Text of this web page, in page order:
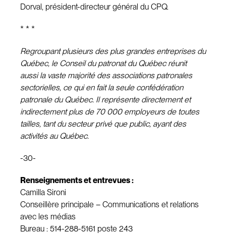
Dorval, président-directeur général du CPQ.
* * *
Regroupant plusieurs des plus grandes entreprises du
Québec, le Conseil du patronat du Québec réunit
aussi la vaste majorité des associations patronales
sectorielles, ce qui en fait la seule confédération
patronale du Québec. Il représente directement et
indirectement plus de 70 000 employeurs de toutes
tailles, tant du secteur privé que public, ayant des
activités au Québec.
-30-
Renseignements et entrevues :
Camilla Sironi
Conseillère principale – Communications et relations
avec les médias
Bureau : 514-288-5161 poste 243